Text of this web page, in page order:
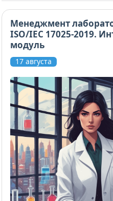
Менеджмент
ISO/IEC 17025-2019.
модуль
17 августа